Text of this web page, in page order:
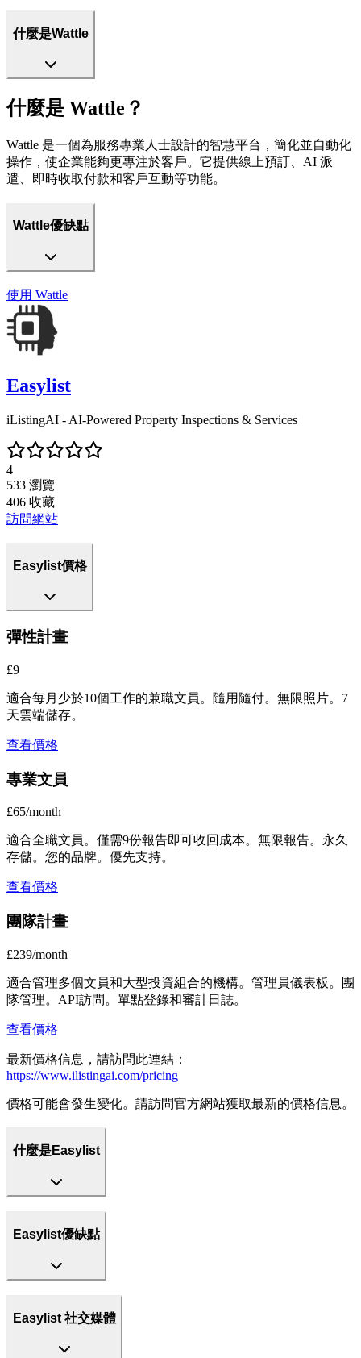
什麼是Wattle
什麼是 Wattle？
Wattle 是一個為服務專業人士設計的智慧平台，簡化並自動化
操作，使企業能夠更專注於客戶。它提供線上預訂、AI 派
遣、即時收取付款和客戶互動等功能。
Wattle優缺點
使用 Wattle
Easylist
iListingAI - AI-Powered Property Inspections & Services
4
533 瀏覽
406 收藏
訪問網站
Easylist價格
彈性計畫
£9
適合每月少於10個工作的兼職文員。隨用隨付。無限照片。7
天雲端儲存。
查看價格
專業文員
£65/month
適合全職文員。僅需9份報告即可收回成本。無限報告。永久
存儲。您的品牌。優先支持。
查看價格
團隊計畫
£239/month
適合管理多個文員和大型投資組合的機構。管理員儀表板。團
隊管理。API訪問。單點登錄和審計日誌。
查看價格
最新價格信息，請訪問此連結：
https://www.ilistingai.com/pricing
價格可能會發生變化。請訪問官方網站獲取最新的價格信息。
什麼是Easylist
Easylist優缺點
Easylist 社交媒體